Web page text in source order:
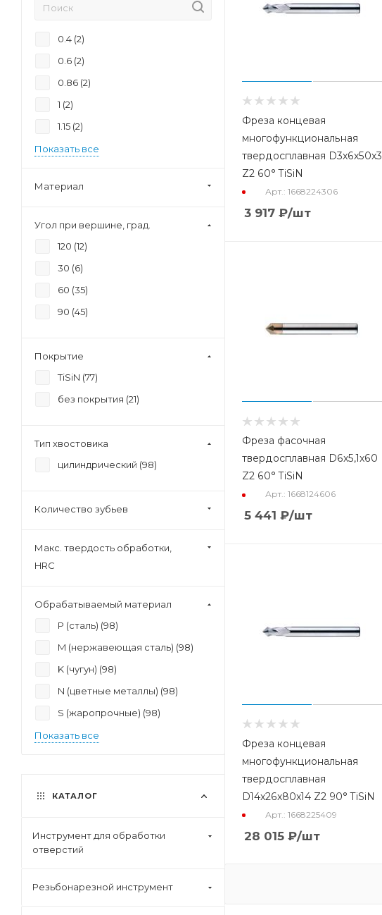
Фреза концевая
многофункциональная
твердосплавная D3x6x50x3
Z2 60° TiSiN
Арт.: 1668224306
3 917 ₽/шт
Фреза фасочная
твердосплавная D6x5,1x60
Z2 60° TiSiN
Арт.: 1668124606
5 441 ₽/шт
Фреза концевая
многофункциональная
твердосплавная
D14x26x80x14 Z2 90° TiSiN
Арт.: 1668225409
28 015 ₽/шт
0.4 (2)
0.6 (2)
0.86 (2)
1 (2)
1.15 (2)
Показать все
Материал
Угол при вершине, град.
120 (12)
30 (6)
60 (35)
90 (45)
Покрытие
TiSiN (77)
без покрытия (21)
Тип хвостовика
цилиндрический (98)
Количество зубьев
Макс. твердость обработки,
HRC
Обрабатываемый материал
P (сталь) (98)
M (нержавеющая сталь) (98)
K (чугун) (98)
N (цветные металлы) (98)
S (жаропрочные) (98)
Показать все
КАТАЛОГ
Инструмент для обработки
отверстий
Резьбонарезной инструмент